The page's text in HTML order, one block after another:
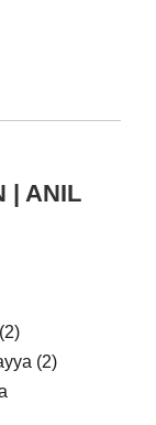
| ANIL
(2)